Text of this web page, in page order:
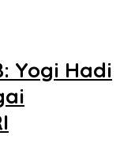
Yogi Hadi